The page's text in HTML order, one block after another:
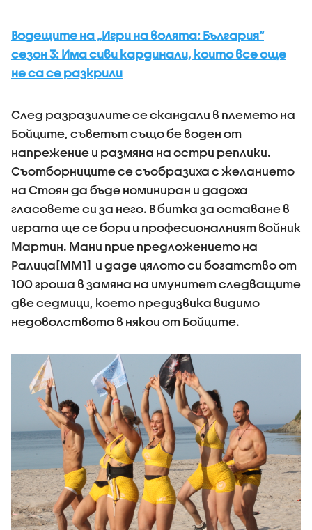
Водещите на „Игри на волята: България“
сезон 3: Има сиви кардинали, които все още
не са се разкрили
След разразилите се скандали в племето на
Бойците, съветът също бе воден от
напрежение и размяна на остри реплики.
Съотборниците се съобразиха с желанието
на Стоян да бъде номиниран и дадоха
гласовете си за него. В битка за оставане в
играта ще се бори и професионалният войник
Мартин. Мани прие предложението на
Ралица[MM1] и даде цялото си богатство от
100 гроша в замяна на имунитет следващите
две седмици, което предизвика видимо
недоволството в някои от Бойците.